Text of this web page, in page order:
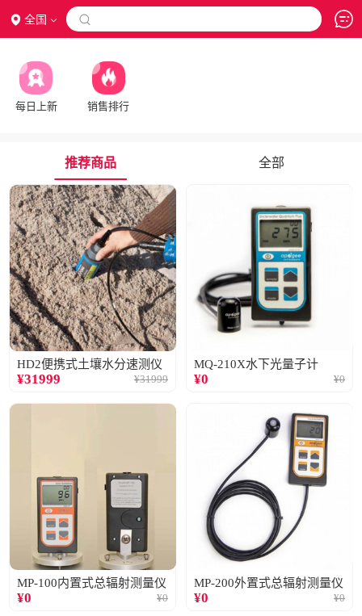
全国 
每日上新 销售排行
推荐商品 全部
HD2便携式土壤水分速测仪
¥31999 ¥31999
MQ-210X水下光量子计
¥0 ¥0
MP-100内置式总辐射测量仪
¥0 ¥0
MP-200外置式总辐射测量仪
¥0 ¥0